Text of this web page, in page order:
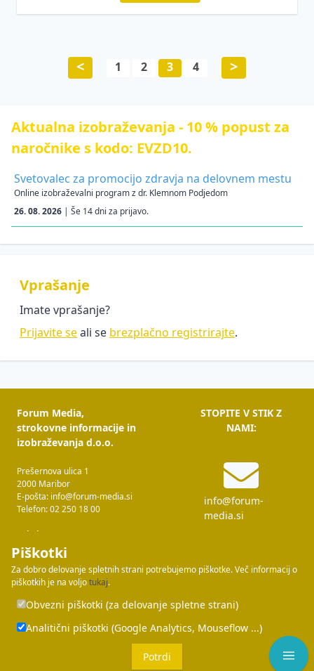
< 1 2 3 4 >
Aktualna izobraževanja - 10 % popust za
naročnike s kodo: EVZD10.
Svetovalec za promocijo zdravja na delovnem mestu
Online izobraževalni program z dr. Klemnom Podjedom
26. 08. 2026 | Še 14 dni za prijavo.
Vprašanje
Imate vprašanje?
Prijavite seali se brezplačno registrirajte.
Forum Media,
strokovne informacije in
izobraževanja d.o.o.
Prešernova ulica 1
2000 Maribor
E-pošta: info@forum-media.si
Telefon: 02 250 18 00
Tukaj smo za vas!
Pon – čet: 08.00 – 16.00
Pet: 08.00 – 15.00
Forum Media je del skupine
MEDIA GROUP
STOPITE V STIK Z
NAMI:
info@forum-
media.si
Piškotki
Za dobro delovanje spletnih strani potrebujemo piškotke. Več informacij o
piškotkih je na voljotukaj.
Obvezni piškotki (za delovanje spletne strani)
Analitični piškotki (Google Analytics, Mouseflow ...)
Potrdi